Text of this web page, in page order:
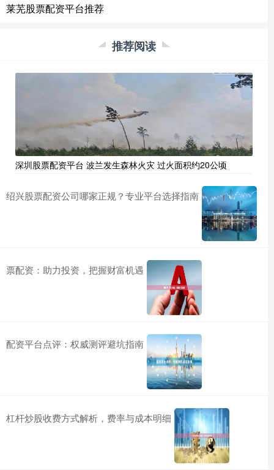
莱芜股票配资平台推荐
推荐阅读
深圳股票配资平台 波兰发生森林火灾 过火面积约20公顷
绍兴股票配资公司哪家正规？专业平台选择指南
票配资：助力投资，把握财富机遇
配资平台点评：权威测评避坑指南
杠杆炒股收费方式解析，费率与成本明细